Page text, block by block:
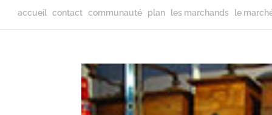
accueil contact communauté plan les marchands le